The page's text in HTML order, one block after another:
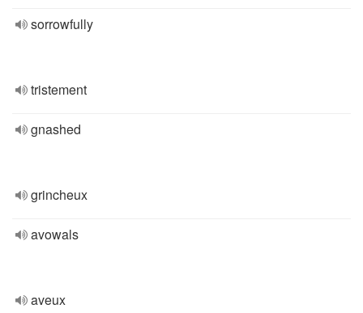
sorrowfully
tristement
gnashed
grincheux
avowals
aveux